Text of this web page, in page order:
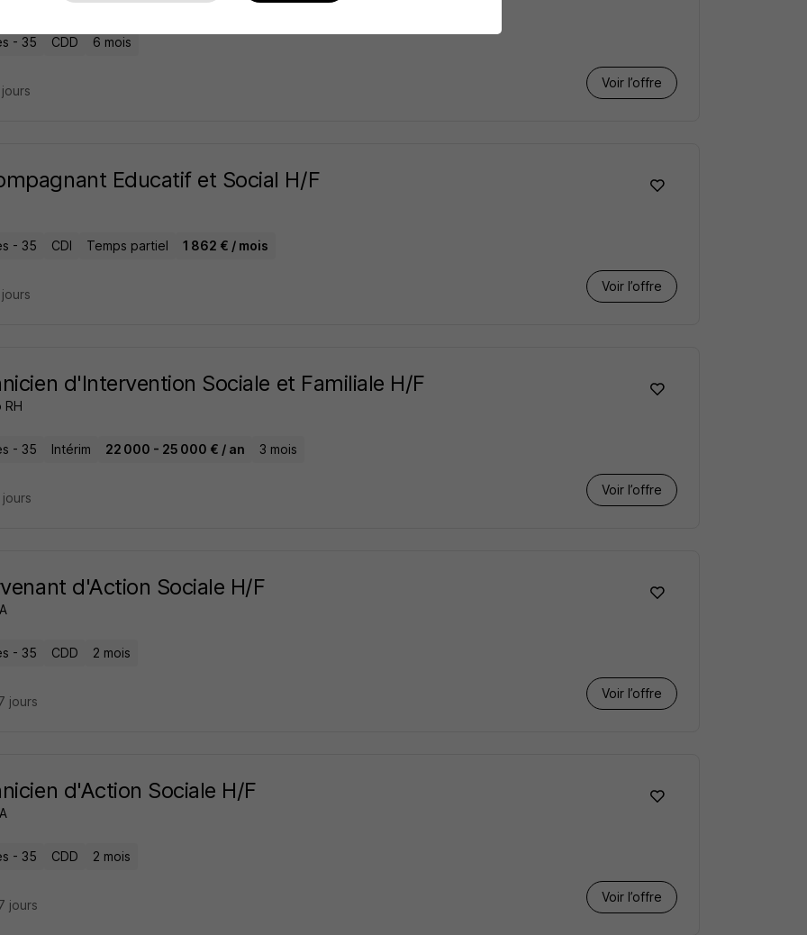
- 35 CDD 6 mois
Voir l’offre
Educatif et Social H/F
- 35 CDI Temps partiel 1 862 € / mois
Voir l’offre
d'Intervention Sociale et Familiale H/F
RH
- 35 Intérim 22 000 - 25 000 € / an 3 mois
Voir l’offre
d'Action Sociale H/F
- 35 CDD 2 mois
Voir l’offre
jours
d'Action Sociale H/F
- 35 CDD 2 mois
Voir l’offre
jours